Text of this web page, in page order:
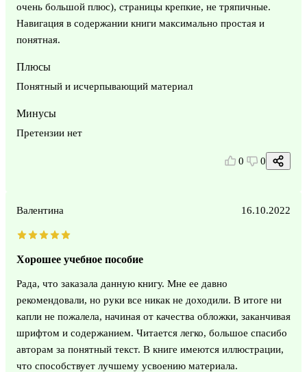
очень большой плюс), страницы крепкие, не тряпичные.
Навигация в содержании книги максимально простая и
понятная.
Плюсы
Понятный и исчерпывающий материал
Минусы
Претензии нет
0 0
Валентина 16.10.2022
Хорошее учебное пособие
Рада, что заказала данную книгу. Мне ее давно
рекомендовали, но руки все никак не доходили. В итоге ни
капли не пожалела, начиная от качества обложки, заканчивая
шрифтом и содержанием. Читается легко, большое спасибо
авторам за понятный текст. В книге имеются иллюстрации,
что способствует лучшему усвоению материала.